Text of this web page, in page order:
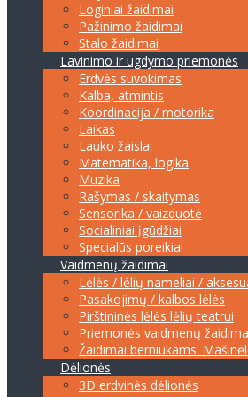
Loginiai žaidimai
Pažinimo žaidimai
Stalo žaidimai
Lavinimo ir ugdymo priemonės
Erdvės suvokimas
Kalba, atmintis
Koordinacija / motorika
Laikas
Lauko žaislai
Matematika, logika
Muzika
Rašymas / skaitymas
Sensorika / vaizduotė
Socialiniai įgūdžiai
Specialūs poreikiai
Vaidmenų žaidimai
Lėlės / lėlių nameliai /
Pasakojimų / kalbos lėlės
Pirštininės lėlės lėlių teatrui
Priemonės vaidmenų
Žaidimai berniukams.
Dėlionės
3D erdvinės dėlionės